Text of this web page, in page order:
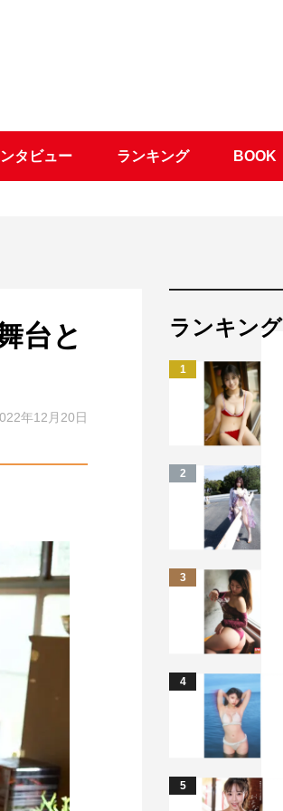
タビュー ランキング BOOK
台と
年12月20日
ランキング
1
2
3
4
5